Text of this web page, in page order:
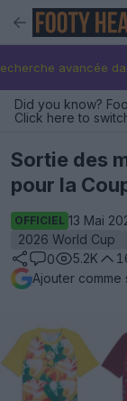
avancée
Did you know?
Click here to
Sortie des
pour la
OFFICIEL 13 Mai
2026 World Cup
0
5.2K
Ajouter